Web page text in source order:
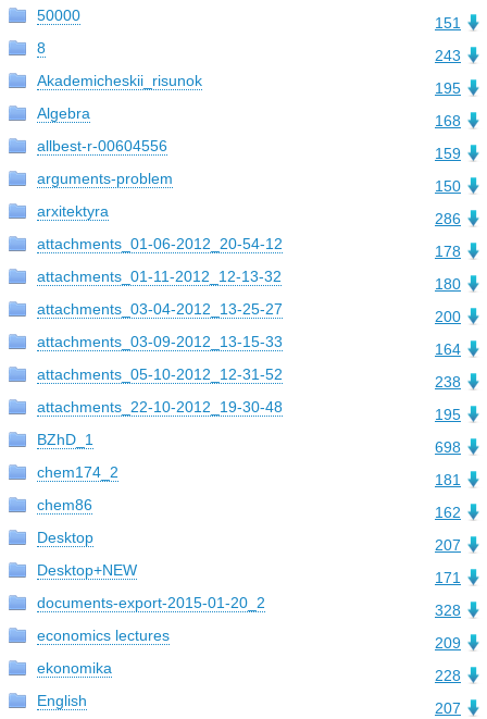
151
50000
243
8
195
Akademicheskii_risunok
168
Algebra
159
allbest-r-00604556
150
arguments-problem
286
arxitektyra
178
attachments_01-06-2012_20-54-12
180
attachments_01-11-2012_12-13-32
200
attachments_03-04-2012_13-25-27
164
attachments_03-09-2012_13-15-33
238
attachments_05-10-2012_12-31-52
195
attachments_22-10-2012_19-30-48
698
BZhD_1
181
chem174_2
162
chem86
207
Desktop
171
Desktop+NEW
328
documents-export-2015-01-20_2
209
economics lectures
228
ekonomika
207
English